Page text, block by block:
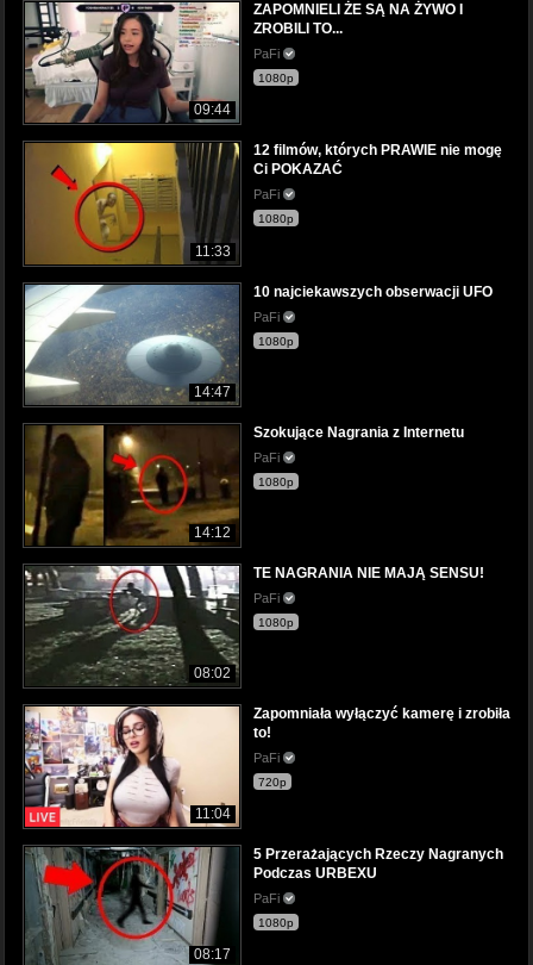
09:44
ZAPOMNIELI ŻE SĄ NA ŻYWO I
ZROBILI TO...
PaFi
1080p
11:33
12 filmów, których PRAWIE nie mogę
Ci POKAZAĆ
PaFi
1080p
14:47
10 najciekawszych obserwacji UFO
PaFi
1080p
14:12
Szokujące Nagrania z Internetu
PaFi
1080p
08:02
TE NAGRANIA NIE MAJĄ SENSU!
PaFi
1080p
11:04
Zapomniała wyłączyć kamerę i zrobiła
to!
PaFi
720p
08:17
5 Przerażających Rzeczy Nagranych
Podczas URBEXU
PaFi
1080p